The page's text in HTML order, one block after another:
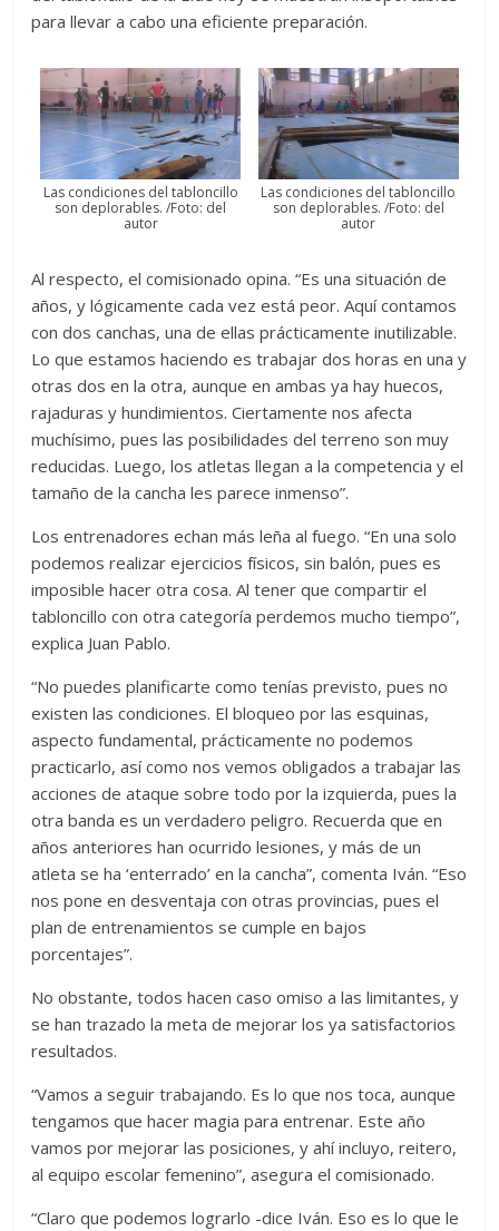
para llevar a cabo una eficiente preparación.
Las condiciones del tabloncillo
son deplorables. /Foto: del
autor
Las condiciones del tabloncillo
son deplorables. /Foto: del
autor
Al respecto, el comisionado opina. “Es una situación de
años, y lógicamente cada vez está peor. Aquí contamos
con dos canchas, una de ellas prácticamente inutilizable.
Lo que estamos haciendo es trabajar dos horas en una y
otras dos en la otra, aunque en ambas ya hay huecos,
rajaduras y hundimientos. Ciertamente nos afecta
muchísimo, pues las posibilidades del terreno son muy
reducidas. Luego, los atletas llegan a la competencia y el
tamaño de la cancha les parece inmenso”.
Los entrenadores echan más leña al fuego. “En una solo
podemos realizar ejercicios físicos, sin balón, pues es
imposible hacer otra cosa. Al tener que compartir el
tabloncillo con otra categoría perdemos mucho tiempo”,
explica Juan Pablo.
“No puedes planificarte como tenías previsto, pues no
existen las condiciones. El bloqueo por las esquinas,
aspecto fundamental, prácticamente no podemos
practicarlo, así como nos vemos obligados a trabajar las
acciones de ataque sobre todo por la izquierda, pues la
otra banda es un verdadero peligro. Recuerda que en
años anteriores han ocurrido lesiones, y más de un
atleta se ha ‘enterrado’ en la cancha”, comenta Iván. “Eso
nos pone en desventaja con otras provincias, pues el
plan de entrenamientos se cumple en bajos
porcentajes”.
No obstante, todos hacen caso omiso a las limitantes, y
se han trazado la meta de mejorar los ya satisfactorios
resultados.
“Vamos a seguir trabajando. Es lo que nos toca, aunque
tengamos que hacer magia para entrenar. Este año
vamos por mejorar las posiciones, y ahí incluyo, reitero,
al equipo escolar femenino”, asegura el comisionado.
“Claro que podemos lograrlo -dice Iván. Eso es lo que le